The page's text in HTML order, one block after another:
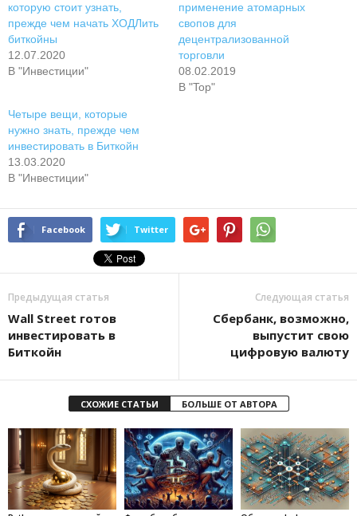
которую стоит узнать,
прежде чем начать ХОДЛить
биткойны
12.07.2020
В "Инвестиции"
применение атомарных
свопов для
децентрализованной
торговли
08.02.2019
В "Top"
Четыре вещи, которые
нужно знать, прежде чем
инвестировать в Биткойн
13.03.2020
В "Инвестиции"
Facebook Twitter
Предыдущая статья
Wall Street готов
инвестировать в
Биткойн
Следующая статья
Сбербанк, возможно,
выпустит свою
цифровую валюту
СХОЖИЕ СТАТЬИ БОЛЬШЕ ОТ АВТОРА